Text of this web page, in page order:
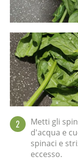
2
Metti gli
d'acqua e
spinaci e
eccesso.